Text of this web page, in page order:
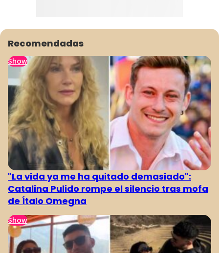
Recomendadas
Show
"La vida ya me ha quitado demasiado":
Catalina Pulido rompe el silencio tras mofa
de Ítalo Omegna
Show